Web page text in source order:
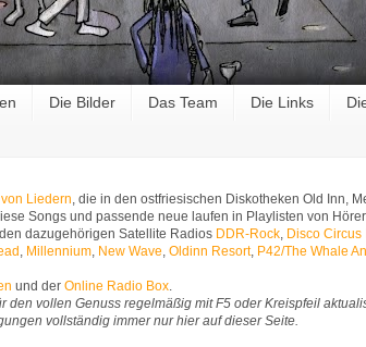
Die Bilder Das Team Die Links
Liedern , die in den ostfriesischen Diskotheken Old Inn,
Songs und passende neue laufen in Playlisten von
dazugehörigen Satellite Radios DDR-Rock Disco Circus
Millennium New Wave Oldinn Resort, P42/The Whale
und der Online Radio Box
vollen Genuss regelmäßig mit F5 oder Kreispfeil
vollständig immer nur hier auf dieser Seite.